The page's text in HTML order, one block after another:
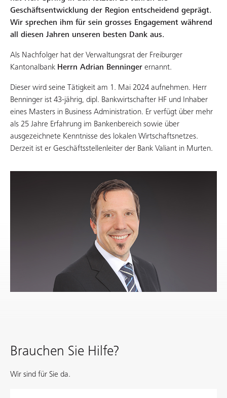
Geschäftsentwicklung der Region entscheidend geprägt.
Wir sprechen ihm für sein grosses Engagement während
all diesen Jahren unseren besten Dank aus.
Als Nachfolger hat der Verwaltungsrat der Freiburger
Kantonalbank Herrn Adrian Benninger ernannt.
Dieser wird seine Tätigkeit am 1. Mai 2024 aufnehmen. Herr
Benninger ist 43-jährig, dipl. Bankwirtschafter HF und Inhaber
eines Masters in Business Administration. Er verfügt über mehr
als 25 Jahre Erfahrung im Bankenbereich sowie über
ausgezeichnete Kenntnisse des lokalen Wirtschaftsnetzes.
Derzeit ist er Geschäftsstellenleiter der Bank Valiant in Murten.
Brauchen Sie Hilfe?
Wir sind für Sie da.